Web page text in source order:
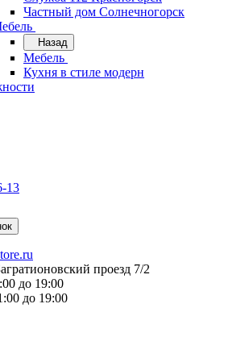
Частный дом Солнечногорск
Назад
Мебель
Кухня в стиле модерн
13
проезд 7/2
до 19:00
до 19:00